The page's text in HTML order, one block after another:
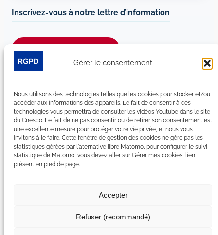
Gérer le consentement
Nous utilisons des technologies telles que les cookies pour stocker et/ou
accéder aux informations des appareils. Le fait de consentir à ces
technologies vous permettra de consulter les vidéos Youtube dans le site
du Cnesco. Le fait de ne pas consentir ou de retirer son consentement est
une excellente mesure pour protéger votre vie privée, et nous vous
invitons à le faire. Cette fenêtre de gestion des cookies ne gère pas les
statistiques gérées par l'aternative libre Matomo, pour configurer le suivi
statistique de Matomo, vous devez aller sur Gérer mes cookies, lien
présent en pied de page.
Accepter
Refuser (recommandé)
Inscrivez-vous à notre lettre d’information
LinkedIn
YouTube
Facebook
Bluesky
Plan du site
Mentions légales
Gérer mes cookies